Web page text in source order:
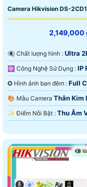
Camera Hikvision DS-
2,149,000
👁️‍🗨 Chất lượng hình : Ultra
⚛️ Công Nghệ Sử Dụng : IP
✪ Hình ảnh ban đêm : Full
🎨 Mẫu Camera Thân Kim
️✨ Điểm Nỗi Bật : Thu Âm